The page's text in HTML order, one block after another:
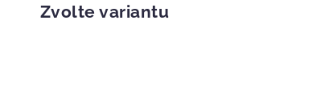
Zvolte variantu